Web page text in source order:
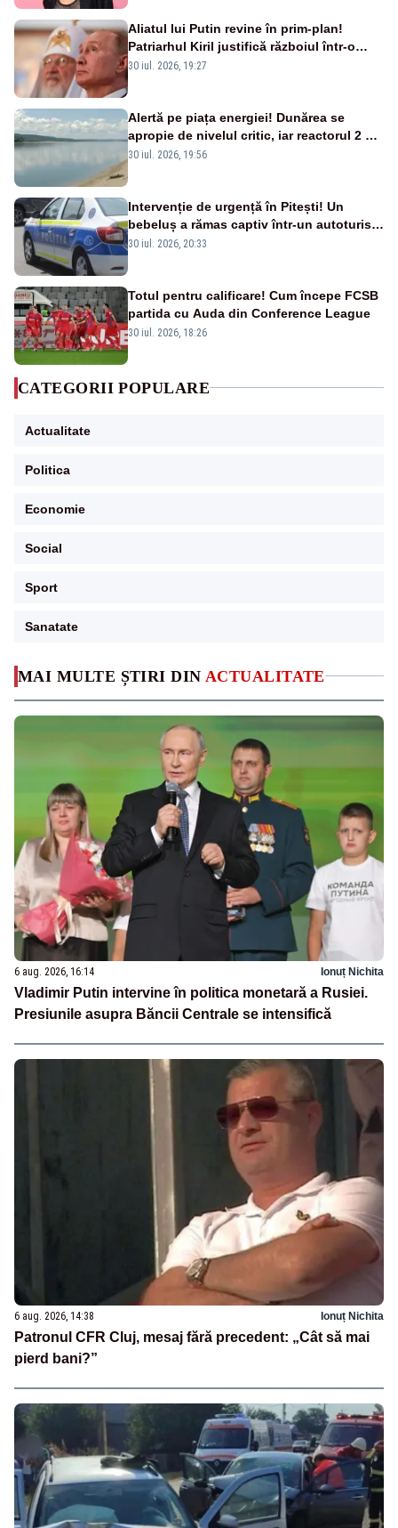
MAI MULTE ȘTIRI DIN ACTUALITATE
6 aug. 2026, 16:14 Ionuț Nichita
Vladimir Putin intervine în politica monetară a Rusiei.
Presiunile asupra Băncii Centrale se intensifică
6 aug. 2026, 14:38 Ionuț Nichita
Patronul CFR Cluj, mesaj fără precedent: „Cât să mai
pierd bani?”
Aliatul lui Putin revine în prim-plan!
Patriarhul Kiril justifică războiul într-o
nouă carte
30 iul. 2026, 19:27
Alertă pe piața energiei! Dunărea se
apropie de nivelul critic, iar reactorul 2 de
la Cernavodă ar putea fi oprit
30 iul. 2026, 19:56
Intervenție de urgență în Pitești! Un
bebeluș a rămas captiv într-un autoturism
din cauza unei defecțiuni
30 iul. 2026, 20:33
Totul pentru calificare! Cum începe FCSB
partida cu Auda din Conference League
30 iul. 2026, 18:26
CATEGORII POPULARE
Actualitate
Politica
Economie
Social
Sport
Sanatate